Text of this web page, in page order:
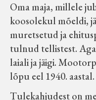
Oma maja, millele
koosolekul mõeldi,
muretsetud ja
tulnud tellistest.
laiali ja jäigi.
lõpu eel 1940. aastal.
Tulekahjudest on